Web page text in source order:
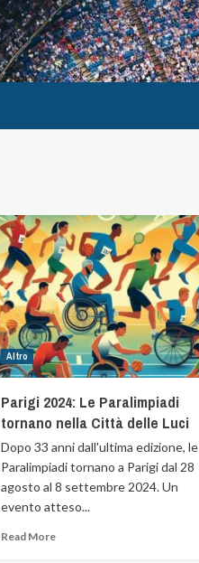
Altro
Parigi 2024: Le Paralimpiadi
tornano nella Città delle Luci
Dopo 33 anni dall'ultima edizione, le
Paralimpiadi tornano a Parigi dal 28
agosto al 8 settembre 2024. Un
evento atteso...
Read More